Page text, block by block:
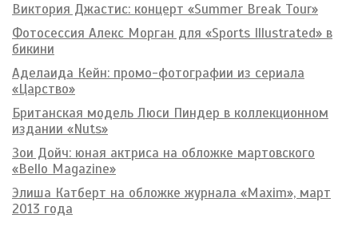
Виктория Джастис: концерт «Summer Break Tour»
Фотосессия Алекс Морган для «Sports Illustrated» в
бикини
Аделаида Кейн: промо-фотографии из сериала
«Царство»
Британская модель Люси Пиндер в коллекционном
издании «Nuts»
Зои Дойч: юная актриса на обложке мартовского
«Bello Magazine»
Элиша Катберт на обложке журнала «Maxim», март
2013 года